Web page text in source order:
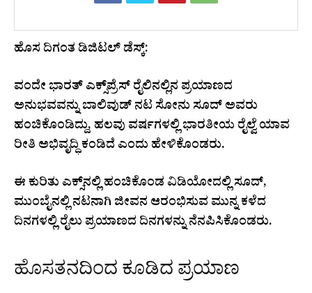
ಹೊಸ ದಿಗಂತ ಡಿಜಿಟಲ್ ಡೆಸ್ಕ್:
ವಂದೇ ಭಾರತ್ ಎಕ್ಸ್‌ಪ್ರೆಸ್‌ ರೈಲಿನಲ್ಲಿನ ಪ್ರಯಾಣದ
ಅನುಭವವನ್ನು ಬಾಲಿವುಡ್ ನಟ ಸೋನು ಸೂದ್ ಅವರು
ಹಂಚಿಕೊಂಡಿದ್ದು, ಹಲವು ವರ್ಷಗಳಲ್ಲಿ ಭಾರತೀಯ ರೈಲ್ವೆ ಯಾವ
ರೀತಿ ಅಭಿವೃದ್ಧಿ ಕಂಡಿದೆ ಎಂದು ಹೇಳಿಕೊಂಡರು.
ಈ ಕುರಿತು ಎಕ್ಸ್‌ನಲ್ಲಿ ಹಂಚಿಕೊಂಡ ವಿಡಿಯೋದಲ್ಲಿ ಸೂದ್,
ಮುಂಬೈನಲ್ಲಿ ನಟನಾಗಿ ಜೀವನ ಆರಂಭಿಸುವ ಮುನ್ನ ಕಳೆದ
ದಿನಗಳಲ್ಲಿ ರೈಲು ಪ್ರಯಾಣದ ದಿನಗಳನ್ನು ನೆನಪಿಸಿಕೊಂಡರು.
ಹೊಸತನದಿಂದ ಕೂಡಿದ ಪ್ರಯಾಣ